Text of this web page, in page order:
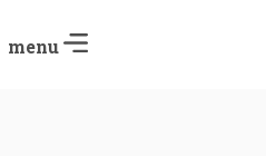
menu